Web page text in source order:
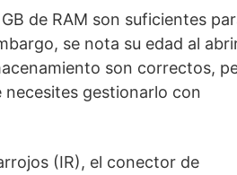
de RAM son suficientes
se nota su edad al
son correctos,
necesites gestionarlo con
(IR), el conector de